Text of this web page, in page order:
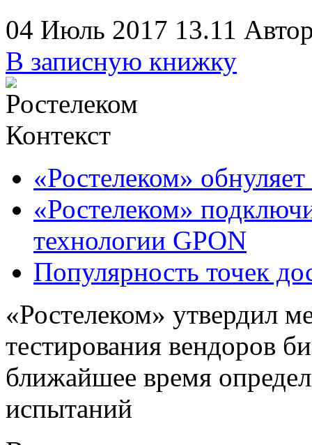
04 Июль 2017 13.11
В записную книжку
Контекст
«Ростелеком»
«Ростелеком»
технологии GPON
Популярность точек
«Ростелеком» утвердил
тестирования вендоров
ближайшее время
испытаний